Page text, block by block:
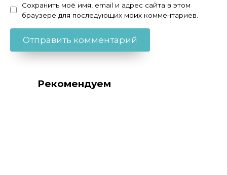
Сохранить моё имя, email и адрес сайта в этом
браузере для последующих моих комментариев.
Рекомендуем